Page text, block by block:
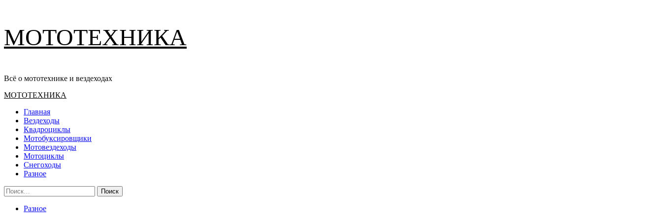
содержимому
МОТОТЕХНИКА
Всё о мототехнике и вездеходах
Основное
МОТОТЕХНИКА
Главная
Вездеходы
Квадроциклы
Мотобуксировщики
Мотовездеходы
Мотоциклы
Снегоходы
Разное
Найти:
Разное